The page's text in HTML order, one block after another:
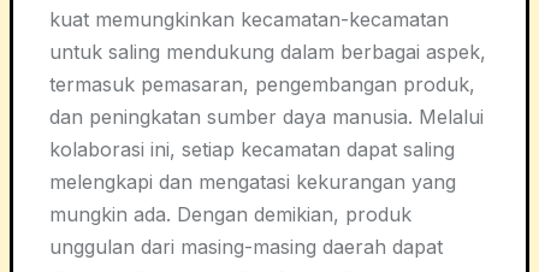
kuat memungkinkan kecamatan-kecamatan
untuk saling mendukung dalam berbagai aspek,
termasuk pemasaran, pengembangan produk,
dan peningkatan sumber daya manusia. Melalui
kolaborasi ini, setiap kecamatan dapat saling
melengkapi dan mengatasi kekurangan yang
mungkin ada. Dengan demikian, produk
unggulan dari masing-masing daerah dapat